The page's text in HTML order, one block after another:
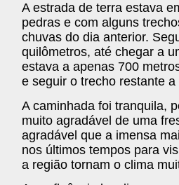
A estrada de terra estava
pedras e com alguns
chuvas do dia anterior.
quilômetros, até chegar a
estava a apenas 700
e seguir o trecho restante a
A caminhada foi tranquila,
muito agradável de uma
agradável que a imensa
nos últimos tempos para
a região tornam o clima